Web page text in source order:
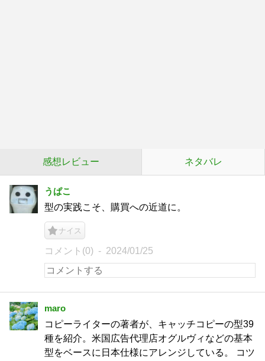
感想レビュー ネタバレ
うぱこ
型の実践こそ、購買への近道に。
ナイス
コメント(0) 2024/01/25
maro
コピーライターの著者が、キャッチコピーの型39
種を紹介。米国広告代理店オグルヴィなどの基本
型をベースに日本仕様にアレンジしている。 コツ